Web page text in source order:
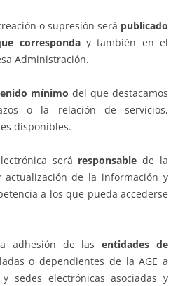
o supresión será publicado
corresponday también en el
Administración.
mínimo del que destacamos
o la relación de servicios,
disponibles.
será responsable de la
actualización de la información y
a los que pueda accederse
adhesión de lasentidades de
o dependientes de la AGE a
sedes electrónicas asociadas y